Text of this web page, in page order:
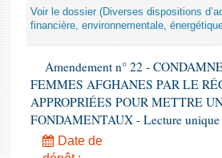
Voir le dossier (Diverses dispositions
financière, environnementale,
Amendement n° 22 -
FEMMES AFGHANES PAR LE
APPROPRIÉES POUR METTRE
FONDAMENTAUX - Lecture unique
Date de